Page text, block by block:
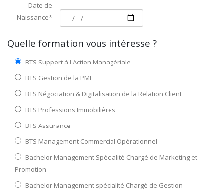
Date de
Naissance*
Quelle formation vous intéresse ?
BTS Support à l'Action Managériale
BTS Gestion de la PME
BTS Négociation & Digitalisation de la Relation Client
BTS Professions Immobilières
BTS Assurance
BTS Management Commercial Opérationnel
Bachelor Management Spécialité Chargé de Marketing et
Promotion
Bachelor Management spécialité Chargé de Gestion